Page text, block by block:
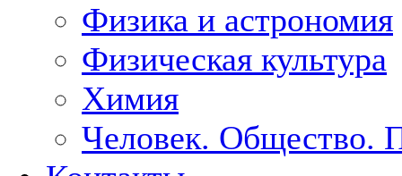
Физика и астрономия
Физическая культура
Химия
Человек. Общество.